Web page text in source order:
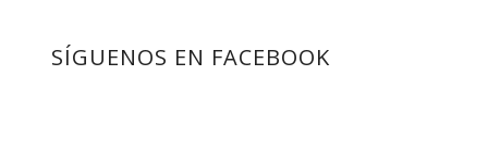
SÍGUENOS EN FACEBOOK